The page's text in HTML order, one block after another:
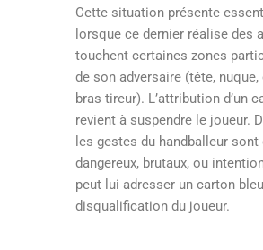
Cette situation présente
lorsque ce dernier réalise des
touchent certaines zones
de son adversaire (tête,
bras tireur). L’attribution d’un
revient à suspendre le joueur.
les gestes du handballeur
dangereux, brutaux, ou
peut lui adresser un carton
disqualification du joueur.